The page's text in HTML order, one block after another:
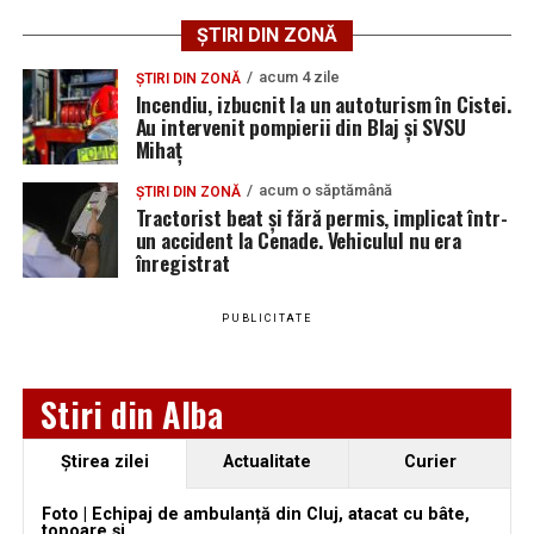
„Era un om bun, prietenos, săritor. Ne ajuta. A fost doctor
veterinar. Un om de omenie. Este o pierdere foarte mare
pentru comunitate. Am pierdut un om bun, cu suflet”, a
spus acesta.
ȘTIRI DIN ZONĂ
ȘTIRI DIN ZONĂ acum 4 zile
Incendiu, izbucnit la un autoturism în Cistei.
Au intervenit pompierii din Blaj și SVSU
Mihaț
ȘTIRI DIN ZONĂ acum o săptămână
Tractorist beat și fără permis, implicat într-
un accident la Cenade. Vehiculul nu era
înregistrat
PUBLICITATE
Stiri din Alba
Ştirea zilei Actualitate Curier
Foto | Echipaj de ambulanță din Cluj, atacat cu bâte,